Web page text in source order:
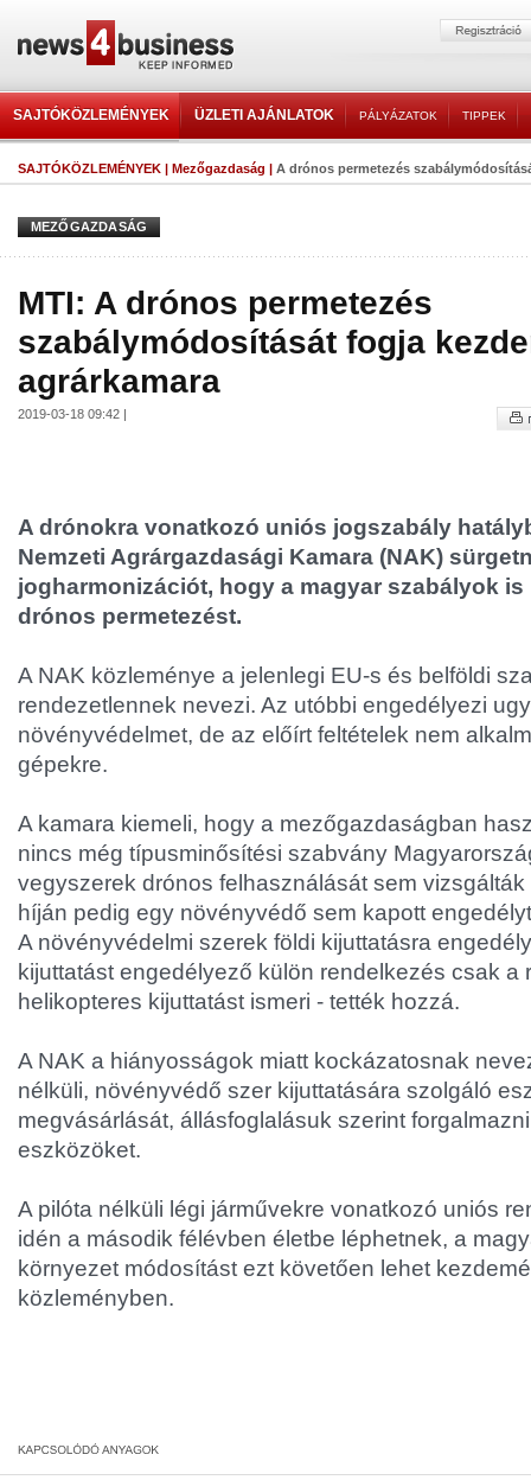
SAJTÓKÖZLEMÉNYEK ÜZLETI AJÁNLATOK PÁLYÁZATOK TIPPEK
SAJTÓKÖZLEMÉNYEK | Mezőgazdaság | A drónos permetezés
MEZŐGAZDASÁG
MTI: A drónos permetezés
szabálymódosítását fogja
agrárkamara
2019-03-18 09:42 |
A drónokra vonatkozó uniós jogszabály
Nemzeti Agrárgazdasági Kamara (NAK)
jogharmonizációt, hogy a magyar szabályok is
drónos permetezést.
A NAK közleménye a jelenlegi EU-s és belföldi
rendezetlennek nevezi. Az utóbbi engedélyezi
növényvédelmet, de az előírt feltételek nem
gépekre.
A kamara kiemeli, hogy a mezőgazdaságban
nincs még típusminősítési szabvány
vegyszerek drónos felhasználását sem
híján pedig egy növényvédő sem kapott
A növényvédelmi szerek földi kijuttatásra
kijuttatást engedélyező külön rendelkezés csak a
helikopteres kijuttatást ismeri - tették hozzá.
A NAK a hiányosságok miatt kockázatosnak
nélküli, növényvédő szer kijuttatására szolgáló
megvásárlását, állásfoglalásuk szerint
eszközöket.
A pilóta nélküli légi járművekre vonatkozó uniós
idén a második félévben életbe léphetnek, a
környezet módosítást ezt követően lehet
közleményben.